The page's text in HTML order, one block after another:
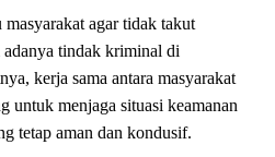
agar tidak takut
adanya tindak kriminal di
kerja sama antara masyarakat
untuk menjaga situasi keamanan
tetap aman dan kondusif.